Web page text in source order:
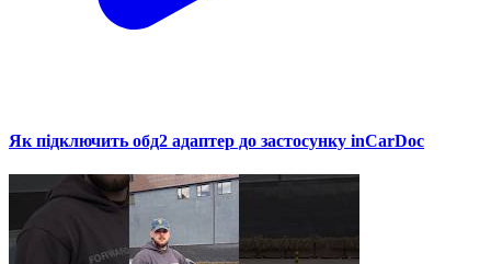
Як підключить обд2 адаптер до застосунку inCarDoc